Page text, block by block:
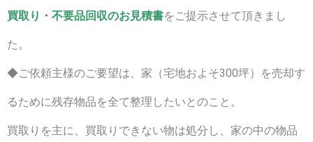
買取り・不要品回収のお見積書をご提示させて頂きまし
た。
◆ご依頼主様のご要望は、家（宅地およそ300坪）を売却す
るために残存物品を全て整理したいとのこと。
買取りを主に、買取りできない物は処分し、家の中の物品